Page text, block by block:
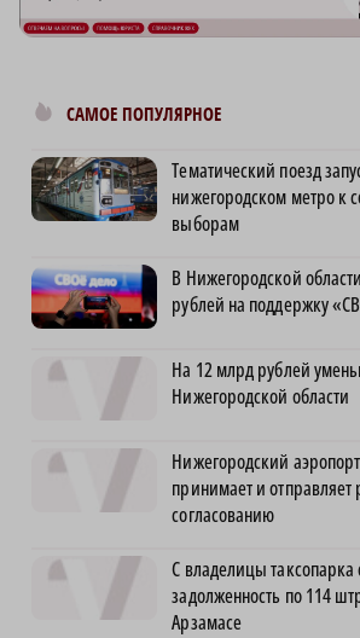
САМОЕ ПОПУЛЯРНОЕ
Тематический поезд
нижегородском метро к
выборам
В Нижегородской
рублей на поддержку
На 12 млрд рублей
Нижегородской области
Нижегородский
принимает и
согласованию
С владелицы таксопарка
задолженность по 114
Арзамасе